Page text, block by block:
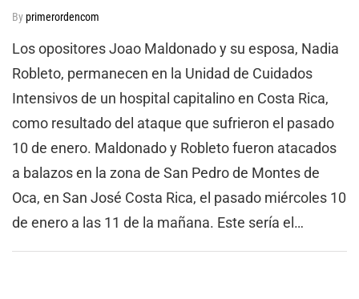
Byprimerordencom
Los opositores Joao Maldonado y su esposa, Nadia
Robleto, permanecen en la Unidad de Cuidados
Intensivos de un hospital capitalino en Costa Rica,
como resultado del ataque que sufrieron el pasado
10 de enero. Maldonado y Robleto fueron atacados
a balazos en la zona de San Pedro de Montes de
Oca, en San José Costa Rica, el pasado miércoles 10
de enero a las 11 de la mañana. Este sería el…